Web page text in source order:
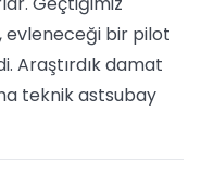
evleneceği bir pilot
Araştırdık damat
teknik astsubay